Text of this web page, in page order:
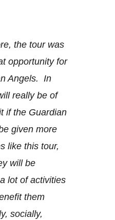
the tour was
opportunity for
Angels. In
really be of
if the Guardian
given more
like this tour,
will be
lot of activities
them
socially,